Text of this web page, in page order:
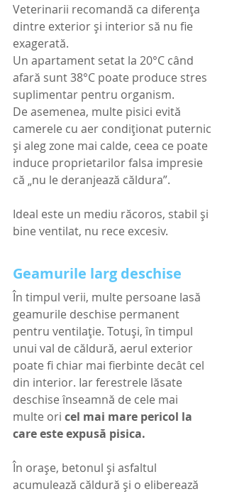
Veterinarii recomandă ca diferența
dintre exterior și interior să nu fie
exagerată.
Un apartament setat la 20°C când
afară sunt 38°C poate produce stres
suplimentar pentru organism.
De asemenea, multe pisici evită
camerele cu aer condiționat puternic
și aleg zone mai calde, ceea ce poate
induce proprietarilor falsa impresie
că „nu le deranjează căldura”.
Ideal este un mediu răcoros, stabil și
bine ventilat, nu rece excesiv.
Geamurile larg deschise
În timpul verii, multe persoane lasă
geamurile deschise permanent
pentru ventilație. Totuși, în timpul
unui val de căldură, aerul exterior
poate fi chiar mai fierbinte decât cel
din interior. Iar ferestrele lăsate
deschise înseamnă de cele mai
multe ori cel mai mare pericol la
care este expusă pisica.
În orașe, betonul și asfaltul
acumulează căldură și o eliberează